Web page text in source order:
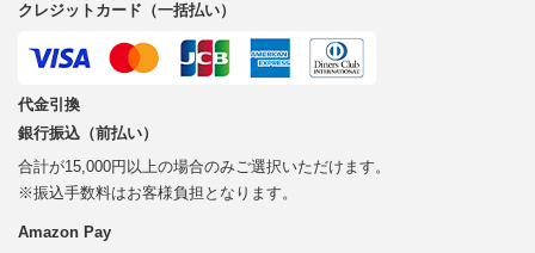
クレジットカード（一括払い）
代金引換
銀行振込（前払い）
合計が15,000円以上の場合のみご選択いただけます。
※振込手数料はお客様負担となります。
Amazon Pay